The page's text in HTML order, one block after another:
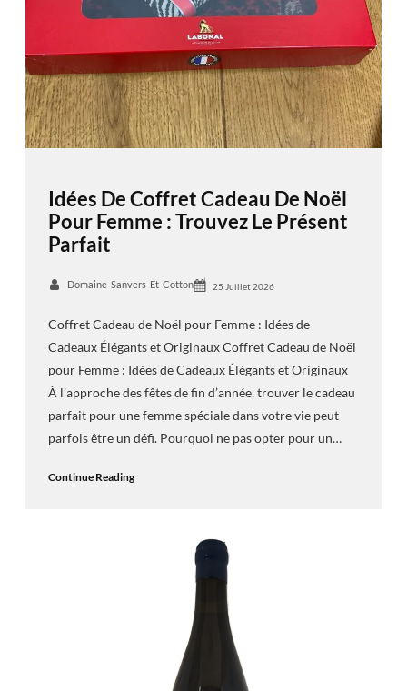
Idées De Coffret Cadeau De Noël
Pour Femme : Trouvez Le Présent
Parfait
Domaine-Sanvers-Et-Cotton 25 Juillet 2026
Coffret Cadeau de Noël pour Femme : Idées de
Cadeaux Élégants et Originaux Coffret Cadeau de Noël
pour Femme : Idées de Cadeaux Élégants et Originaux
À l’approche des fêtes de fin d’année, trouver le cadeau
parfait pour une femme spéciale dans votre vie peut
parfois être un défi. Pourquoi ne pas opter pour un…
Continue Reading